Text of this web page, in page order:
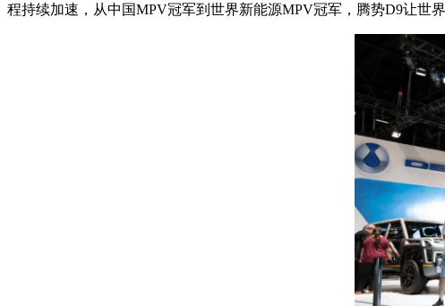
程持续加速，从中国MPV冠军到世界新能源MPV冠军，腾势D9让世界